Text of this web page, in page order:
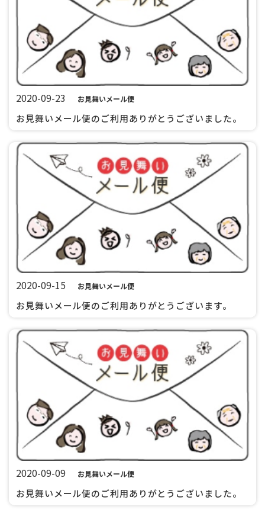
2020-09-23 お見舞いメール便
お見舞いメール便のご利用ありがとうございました。
2020-09-15 お見舞いメール便
お見舞いメール便のご利用ありがとうございます。
2020-09-09 お見舞いメール便
お見舞いメール便のご利用ありがとうございました。